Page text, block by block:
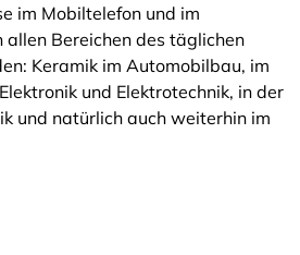
im Mobiltelefon und im
Bereichen des täglichen
Keramik im Automobilbau, im
und Elektrotechnik, in der
und natürlich auch weiterhin im